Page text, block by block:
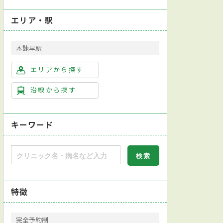
エリア・駅
本諫早駅
エリアから探す
沿線から探す
キーワード
特徴
完全予約制